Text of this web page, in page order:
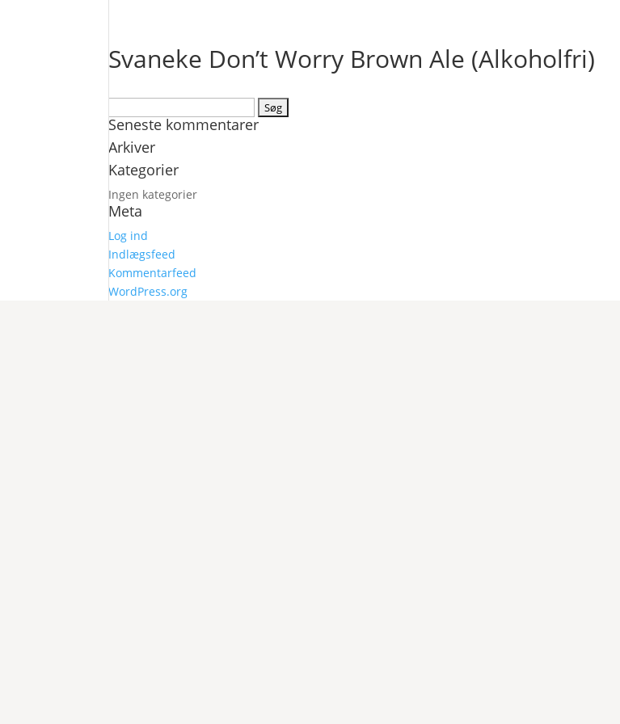
Svaneke Don’t Worry Brown Ale (Alkoholfri)
efter:
Seneste kommentarer
Arkiver
Kategorier
Ingen kategorier
Meta
Log ind
Indlægsfeed
Kommentarfeed
WordPress.org